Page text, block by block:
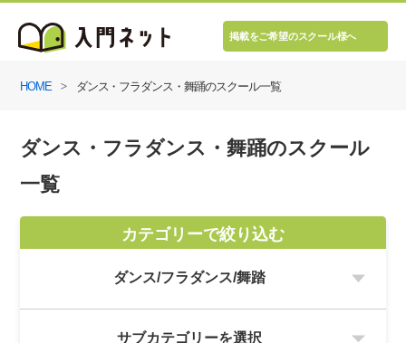
掲載をご希望のスクール様へ
HOME ダンス・フラダンス・舞踊のスクール一覧
ダンス・フラダンス・舞踊のスクール
一覧
カテゴリーで絞り込む